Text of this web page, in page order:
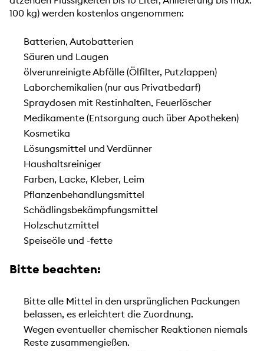
100 kg) werden kostenlos angenommen:
Batterien, Autobatterien
Säuren und Laugen
ölverunreinigte Abfälle (Ölfilter, Putzlappen)
Laborchemikalien (nur aus Privatbedarf)
Spraydosen mit Restinhalten, Feuerlöscher
Medikamente (Entsorgung auch über Apotheken)
Kosmetika
Lösungsmittel und Verdünner
Haushaltsreiniger
Farben, Lacke, Kleber, Leim
Pflanzenbehandlungsmittel
Schädlingsbekämpfungsmittel
Holzschutzmittel
Speiseöle und -fette
Bitte beachten:
Bitte alle Mittel in den ursprünglichen Packungen
belassen, es erleichtert die Zuordnung.
Wegen eventueller chemischer Reaktionen niemals
Reste zusammengießen.